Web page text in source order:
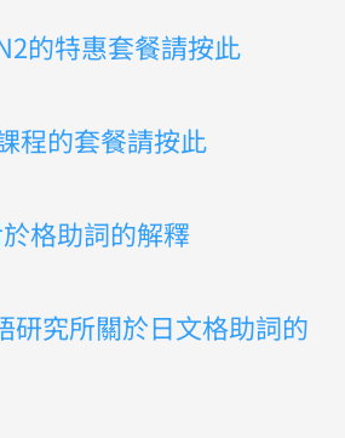
的特惠套餐請按此
程的套餐請按此
格助詞的解釋
研究所關於日文格助詞的